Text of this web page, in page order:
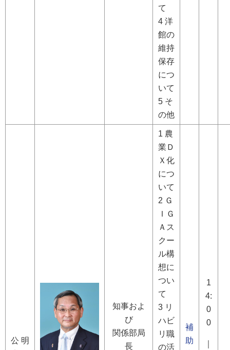
て
4 洋
館の
維持
保存
につ
いて
5 そ
の他
公 明
知事およ
び
関係部局
長
1 農
業Ｄ
Ｘ化
につ
いて
2 Ｇ
ＩＧ
Ａス
クー
ル構
想に
つい
て
3 リ
ハビ
リ職
の活
補
助
1
4:
0
0